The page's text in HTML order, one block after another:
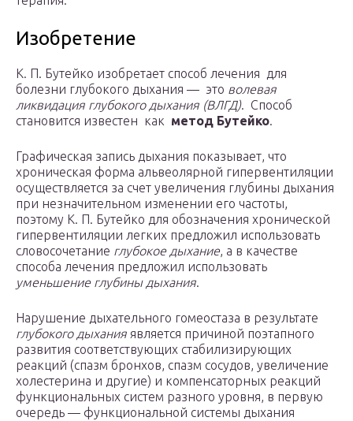
Изобретение
К. П. Бутейко изобретает способ лечения для
болезни глубокого дыхания — это волевая
ликвидация глубокого дыхания (ВЛГД). Способ
становится известен как метод Бутейко.
Графическая запись дыхания показывает, что
хроническая форма альвеолярной гипервентиляции
осуществляется за счет увеличения глубины дыхания
при незначительном изменении его частоты,
поэтому К. П. Бутейко для обозначения хронической
гипервентиляции легких предложил использовать
словосочетание глубокое дыхание, а в качестве
способа лечения предложил использовать
уменьшение глубины дыхания.
Нарушение дыхательного гомеостаза в результате
глубокого дыхания является причиной поэтапного
развития соответствующих стабилизирующих
реакций (спазм бронхов, спазм сосудов, увеличение
холестерина и другие) и компенсаторных реакций
функциональных систем разного уровня, в первую
очередь — функциональной системы дыхания